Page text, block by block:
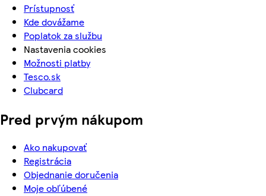
Prístupnosť
Kde dovážame
Poplatok za službu
Nastavenia cookies
Možnosti platby
Tesco.sk
Clubcard
Pred prvým nákupom
Ako nakupovať
Registrácia
Objednanie doručenia
Moje obľúbené